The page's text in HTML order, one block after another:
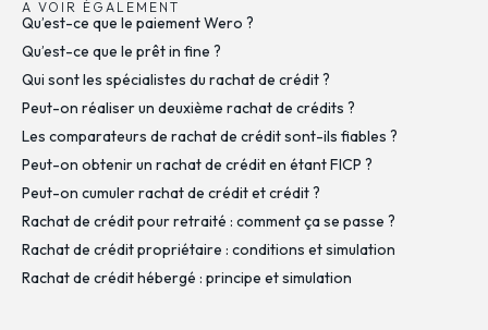
A VOIR ÉGALEMENT
Qu’est-ce que le paiement Wero ?
Qu’est-ce que le prêt in fine ?
Qui sont les spécialistes du rachat de crédit ?
Peut-on réaliser un deuxième rachat de crédits ?
Les comparateurs de rachat de crédit sont-ils fiables ?
Peut-on obtenir un rachat de crédit en étant FICP ?
Peut-on cumuler rachat de crédit et crédit ?
Rachat de crédit pour retraité : comment ça se passe ?
Rachat de crédit propriétaire : conditions et simulation
Rachat de crédit hébergé : principe et simulation